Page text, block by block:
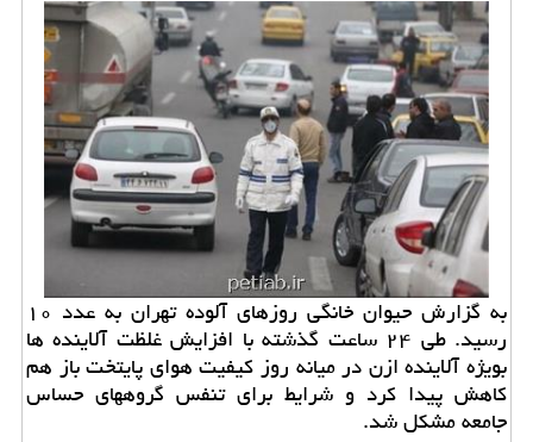
به گزارش حیوان خانگی روزهای آلوده تهران به عدد ۱۰
رسید. طی ۲۴ ساعت گذشته با افزایش غلظت آلاینده ها
بویژه آلاینده ازن در میانه روز كیفیت هوای پایتخت باز هم
كاهش پیدا كرد و شرایط برای تنفس گروههای حساس
جامعه مشكل شد.